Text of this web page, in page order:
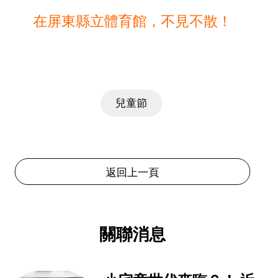
在屏東縣立體育館，不見不散！
兒童節
返回上一頁
關聯消息